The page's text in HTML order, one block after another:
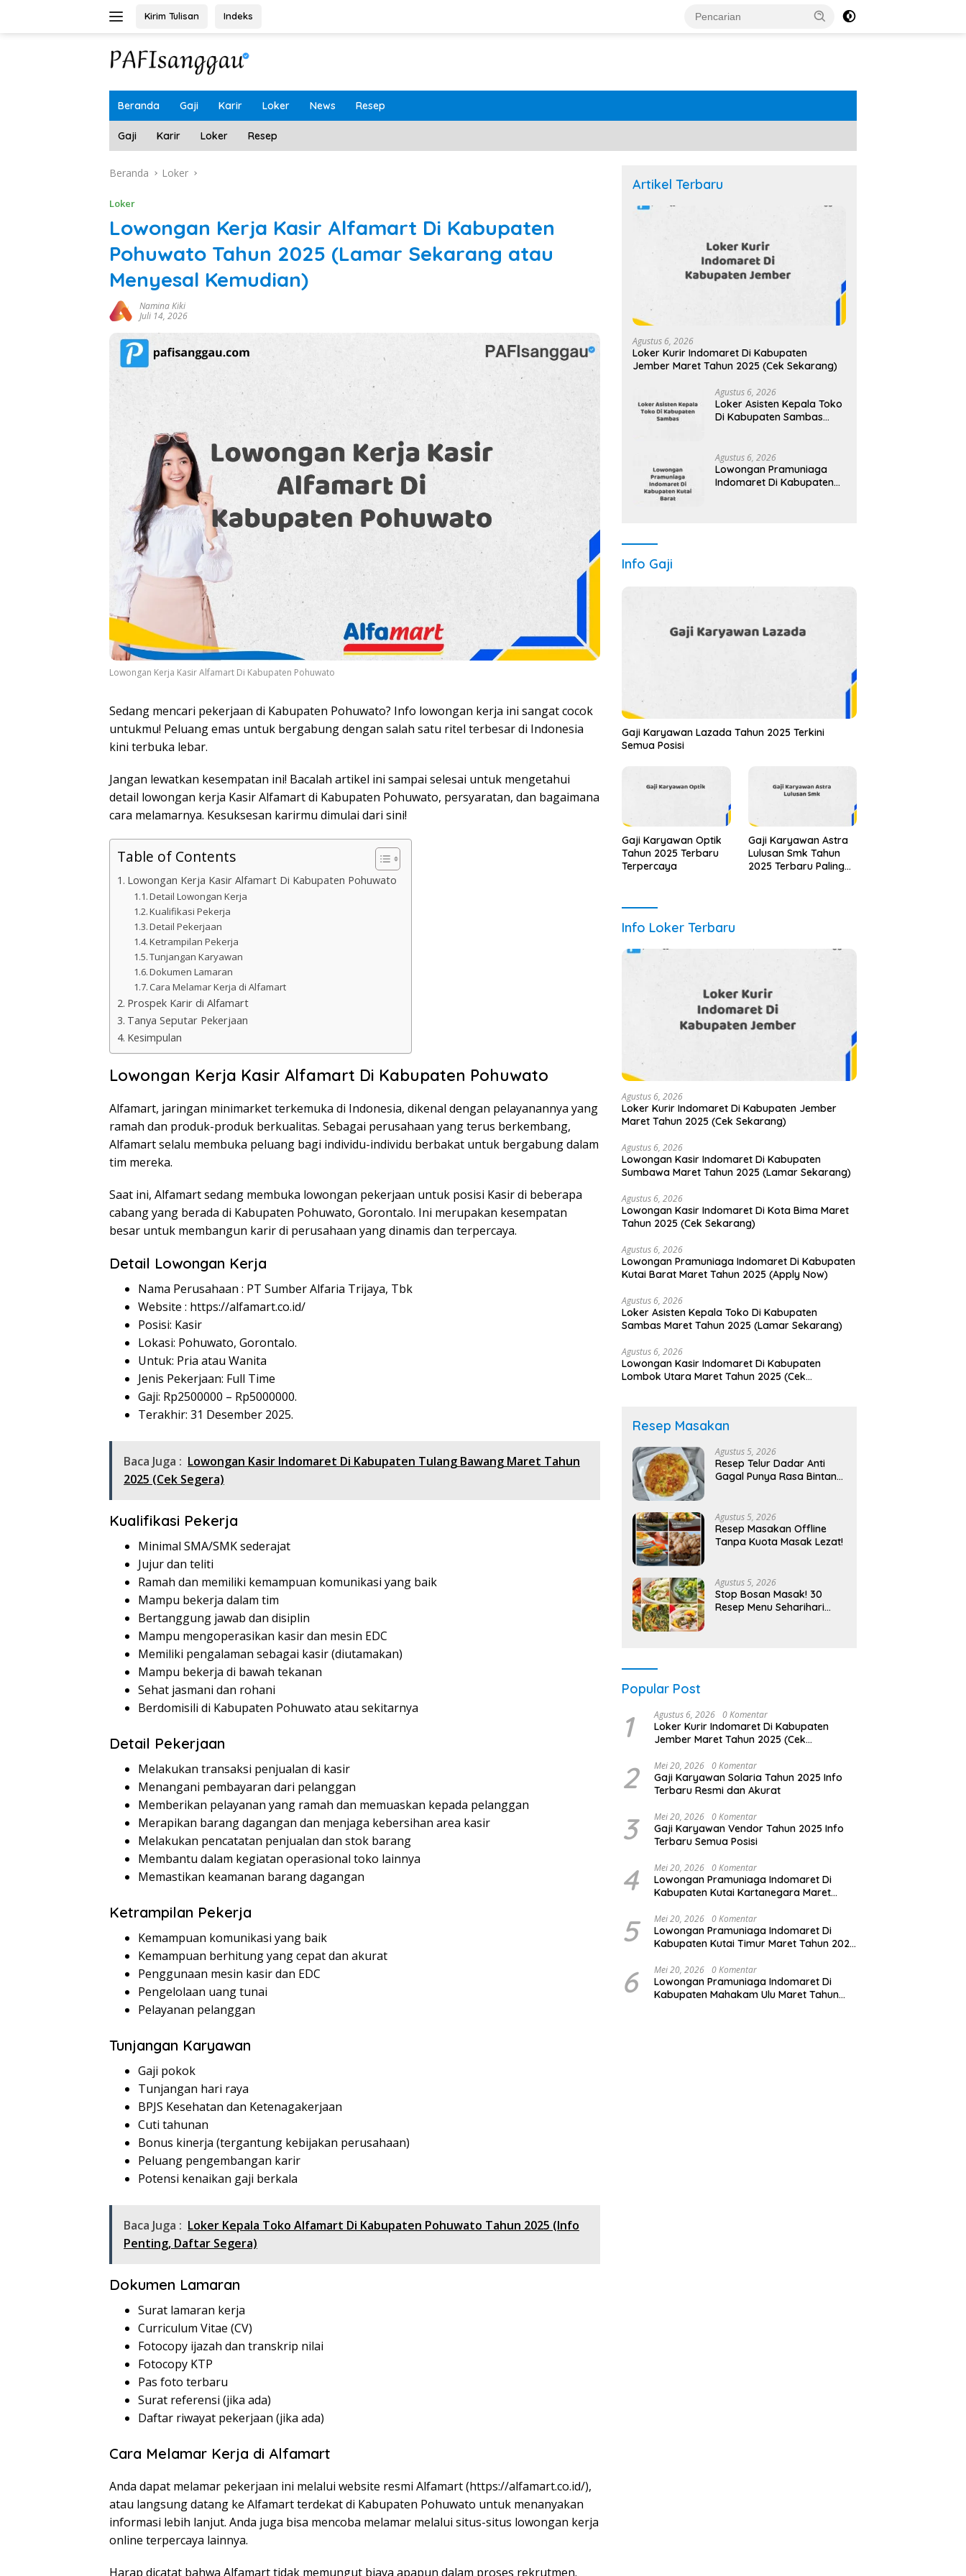
Kirim Tulisan Indeks
Beranda Gaji Karir Loker News Resep
Gaji Karir Loker Resep
Beranda Loker
Loker
Lowongan Kerja Kasir Alfamart Di Kabupaten
Pohuwato Tahun 2025 (Lamar Sekarang atau
Menyesal Kemudian)
Namina Kiki
Juli 14, 2026
Lowongan Kerja Kasir Alfamart Di Kabupaten Pohuwato
Sedang mencari pekerjaan di Kabupaten Pohuwato? Info lowongan kerja ini sangat cocok
untukmu! Peluang emas untuk bergabung dengan salah satu ritel terbesar di Indonesia
kini terbuka lebar.
Jangan lewatkan kesempatan ini! Bacalah artikel ini sampai selesai untuk mengetahui
detail lowongan kerja Kasir Alfamart di Kabupaten Pohuwato, persyaratan, dan bagaimana
cara melamarnya. Kesuksesan karirmu dimulai dari sini!
Table of Contents
Lowongan Kerja Kasir Alfamart Di Kabupaten Pohuwato
Detail Lowongan Kerja
Kualifikasi Pekerja
Detail Pekerjaan
Ketrampilan Pekerja
Tunjangan Karyawan
Dokumen Lamaran
Cara Melamar Kerja di Alfamart
Prospek Karir di Alfamart
Tanya Seputar Pekerjaan
Kesimpulan
Lowongan Kerja Kasir Alfamart Di Kabupaten Pohuwato
Alfamart, jaringan minimarket terkemuka di Indonesia, dikenal dengan pelayanannya yang
ramah dan produk-produk berkualitas. Sebagai perusahaan yang terus berkembang,
Alfamart selalu membuka peluang bagi individu-individu berbakat untuk bergabung dalam
tim mereka.
Saat ini, Alfamart sedang membuka lowongan pekerjaan untuk posisi Kasir di beberapa
cabang yang berada di Kabupaten Pohuwato, Gorontalo. Ini merupakan kesempatan
besar untuk membangun karir di perusahaan yang dinamis dan terpercaya.
Detail Lowongan Kerja
Nama Perusahaan : PT Sumber Alfaria Trijaya, Tbk
Website : https://alfamart.co.id/
Posisi: Kasir
Lokasi: Pohuwato, Gorontalo.
Untuk: Pria atau Wanita
Jenis Pekerjaan: Full Time
Gaji: Rp2500000 – Rp5000000.
Terakhir: 31 Desember 2025.
Baca Juga : Lowongan Kasir Indomaret Di Kabupaten Tulang Bawang Maret Tahun
2025 (Cek Segera)
Kualifikasi Pekerja
Minimal SMA/SMK sederajat
Jujur dan teliti
Ramah dan memiliki kemampuan komunikasi yang baik
Mampu bekerja dalam tim
Bertanggung jawab dan disiplin
Mampu mengoperasikan kasir dan mesin EDC
Memiliki pengalaman sebagai kasir (diutamakan)
Mampu bekerja di bawah tekanan
Sehat jasmani dan rohani
Berdomisili di Kabupaten Pohuwato atau sekitarnya
Detail Pekerjaan
Melakukan transaksi penjualan di kasir
Menangani pembayaran dari pelanggan
Memberikan pelayanan yang ramah dan memuaskan kepada pelanggan
Merapikan barang dagangan dan menjaga kebersihan area kasir
Melakukan pencatatan penjualan dan stok barang
Membantu dalam kegiatan operasional toko lainnya
Memastikan keamanan barang dagangan
Ketrampilan Pekerja
Kemampuan komunikasi yang baik
Kemampuan berhitung yang cepat dan akurat
Penggunaan mesin kasir dan EDC
Pengelolaan uang tunai
Pelayanan pelanggan
Tunjangan Karyawan
Gaji pokok
Tunjangan hari raya
BPJS Kesehatan dan Ketenagakerjaan
Cuti tahunan
Bonus kinerja (tergantung kebijakan perusahaan)
Peluang pengembangan karir
Potensi kenaikan gaji berkala
Baca Juga : Loker Kepala Toko Alfamart Di Kabupaten Pohuwato Tahun 2025 (Info
Penting, Daftar Segera)
Dokumen Lamaran
Surat lamaran kerja
Curriculum Vitae (CV)
Fotocopy ijazah dan transkrip nilai
Fotocopy KTP
Pas foto terbaru
Surat referensi (jika ada)
Daftar riwayat pekerjaan (jika ada)
Cara Melamar Kerja di Alfamart
Anda dapat melamar pekerjaan ini melalui website resmi Alfamart (https://alfamart.co.id/),
atau langsung datang ke Alfamart terdekat di Kabupaten Pohuwato untuk menanyakan
informasi lebih lanjut. Anda juga bisa mencoba melamar melalui situs-situs lowongan kerja
online terpercaya lainnya.
Harap dicatat bahwa Alfamart tidak memungut biaya apapun dalam proses rekrutmen.
Artikel Terbaru
Agustus 6, 2026
Loker Kurir Indomaret Di Kabupaten
Jember Maret Tahun 2025 (Cek Sekarang)
Agustus 6, 2026
Loker Asisten Kepala Toko
Di Kabupaten Sambas
Agustus 6, 2026
Lowongan Pramuniaga
Indomaret Di Kabupaten
Info Gaji
Gaji Karyawan Lazada Tahun 2025 Terkini
Semua Posisi
Gaji Karyawan Optik
Tahun 2025 Terbaru
Terpercaya
Gaji Karyawan Astra
Lulusan Smk Tahun
2025 Terbaru Paling
Info Loker Terbaru
Agustus 6, 2026
Loker Kurir Indomaret Di Kabupaten Jember
Maret Tahun 2025 (Cek Sekarang)
Agustus 6, 2026
Lowongan Kasir Indomaret Di Kabupaten
Sumbawa Maret Tahun 2025 (Lamar Sekarang)
Agustus 6, 2026
Lowongan Kasir Indomaret Di Kota Bima Maret
Tahun 2025 (Cek Sekarang)
Agustus 6, 2026
Lowongan Pramuniaga Indomaret Di Kabupaten
Kutai Barat Maret Tahun 2025 (Apply Now)
Agustus 6, 2026
Loker Asisten Kepala Toko Di Kabupaten
Sambas Maret Tahun 2025 (Lamar Sekarang)
Agustus 6, 2026
Lowongan Kasir Indomaret Di Kabupaten
Lombok Utara Maret Tahun 2025 (Cek
Resep Masakan
Agustus 5, 2026
Resep Telur Dadar Anti
Gagal Punya Rasa Bintang
Agustus 5, 2026
Resep Masakan Offline
Tanpa Kuota Masak Lezat!
Agustus 5, 2026
Stop Bosan Masak! 30
Resep Menu Seharihari
Popular Post
1 Agustus 6, 2026 0 Komentar
Loker Kurir Indomaret Di Kabupaten
Jember Maret Tahun 2025 (Cek
2 Mei 20, 2026 0 Komentar
Gaji Karyawan Solaria Tahun 2025 Info
Terbaru Resmi dan Akurat
3 Mei 20, 2026 0 Komentar
Gaji Karyawan Vendor Tahun 2025 Info
Terbaru Semua Posisi
4 Mei 20, 2026 0 Komentar
Lowongan Pramuniaga Indomaret Di
Kabupaten Kutai Kartanegara Maret
5 Mei 20, 2026 0 Komentar
Lowongan Pramuniaga Indomaret Di
Kabupaten Kutai Timur Maret Tahun 2025
6 Mei 20, 2026 0 Komentar
Lowongan Pramuniaga Indomaret Di
Kabupaten Mahakam Ulu Maret Tahun